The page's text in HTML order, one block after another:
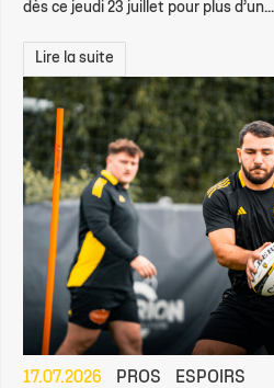
dès ce jeudi 23 juillet pour plus d’un...
Lire la suite
17.07.2026 PROS ESPOIRS